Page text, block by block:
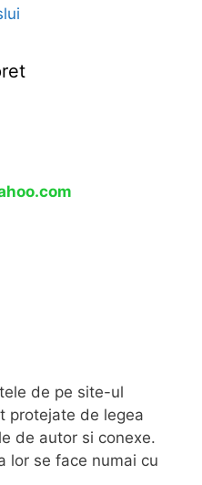
de pe site-ul
protejate de legea
de autor si conexe.
lor se face numai cu